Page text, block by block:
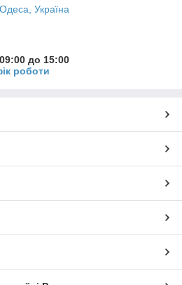
Україна
до 15:00
роботи